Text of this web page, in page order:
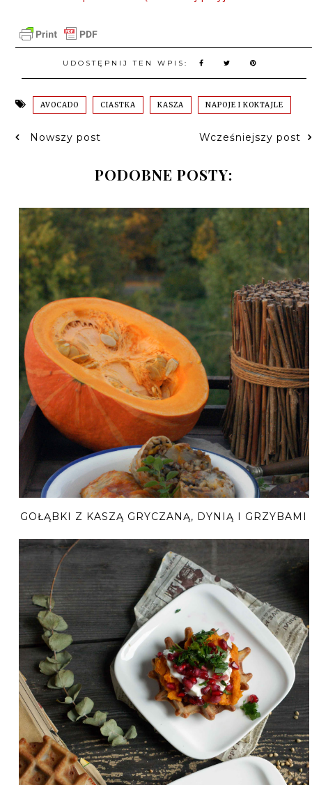
UDOSTĘPNIJ TEN WPIS:
AVOCADO CIASTKA KASZA NAPOJE I KOKTAJLE
Nowszy post Wcześniejszy post
PODOBNE POSTY:
GOŁĄBKI Z KASZĄ GRYCZANĄ, DYNIĄ I GRZYBAMI